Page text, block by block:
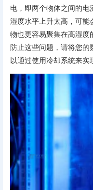
电，即两个物体之间的
湿度水平上升太高，可能
物也更容易聚集在高湿度
防止这些问题，请将您
以通过使用冷却系统来实